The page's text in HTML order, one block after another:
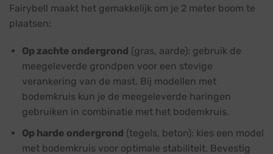
Fairybell maakt het gemakkelijk om je 2 meter boom te
plaatsen:
Op zachte ondergrond (gras, aarde): gebruik de
meegeleverde grondpen voor een stevige
verankering van de mast. Bij modellen met
bodemkruis kun je de meegeleverde haringen
gebruiken in combinatie met het bodemkruis.
Op harde ondergrond (tegels, beton): kies een model
met bodemkruis voor optimale stabiliteit. Bevestig